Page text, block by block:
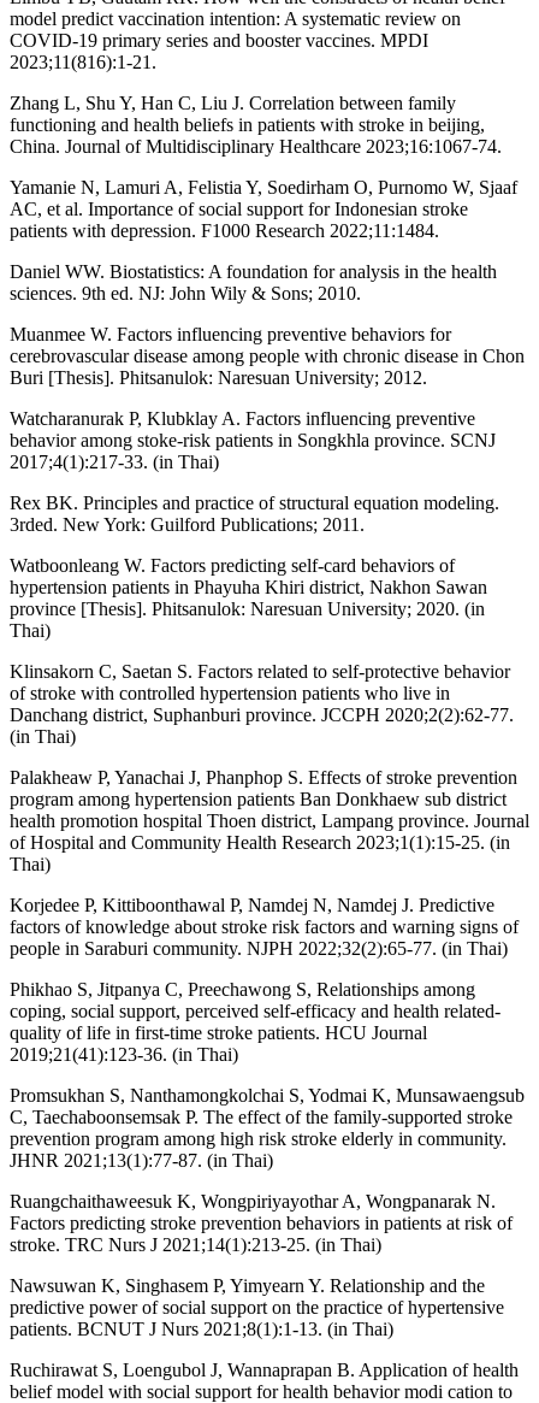
model predict vaccination intention: A systematic review on
COVID-19 primary series and booster vaccines. MPDI
2023;11(816):1-21.
Zhang L, Shu Y, Han C, Liu J. Correlation between family
functioning and health beliefs in patients with stroke in beijing,
China. Journal of Multidisciplinary Healthcare 2023;16:1067-74.
Yamanie N, Lamuri A, Felistia Y, Soedirham O, Purnomo W, Sjaaf
AC, et al. Importance of social support for Indonesian stroke
patients with depression. F1000 Research 2022;11:1484.
Daniel WW. Biostatistics: A foundation for analysis in the health
sciences. 9th ed. NJ: John Wily & Sons; 2010.
Muanmee W. Factors influencing preventive behaviors for
cerebrovascular disease among people with chronic disease in Chon
Buri [Thesis]. Phitsanulok: Naresuan University; 2012.
Watcharanurak P, Klubklay A. Factors influencing preventive
behavior among stoke-risk patients in Songkhla province. SCNJ
2017;4(1):217-33. (in Thai)
Rex BK. Principles and practice of structural equation modeling.
3rded. New York: Guilford Publications; 2011.
Watboonleang W. Factors predicting self-card behaviors of
hypertension patients in Phayuha Khiri district, Nakhon Sawan
province [Thesis]. Phitsanulok: Naresuan University; 2020. (in
Thai)
Klinsakorn C, Saetan S. Factors related to self-protective behavior
of stroke with controlled hypertension patients who live in
Danchang district, Suphanburi province. JCCPH 2020;2(2):62-77.
(in Thai)
Palakheaw P, Yanachai J, Phanphop S. Effects of stroke prevention
program among hypertension patients Ban Donkhaew sub district
health promotion hospital Thoen district, Lampang province. Journal
of Hospital and Community Health Research 2023;1(1):15-25. (in
Thai)
Korjedee P, Kittiboonthawal P, Namdej N, Namdej J. Predictive
factors of knowledge about stroke risk factors and warning signs of
people in Saraburi community. NJPH 2022;32(2):65-77. (in Thai)
Phikhao S, Jitpanya C, Preechawong S, Relationships among
coping, social support, perceived self-efficacy and health related-
quality of life in first-time stroke patients. HCU Journal
2019;21(41):123-36. (in Thai)
Promsukhan S, Nanthamongkolchai S, Yodmai K, Munsawaengsub
C, Taechaboonsemsak P. The effect of the family-supported stroke
prevention program among high risk stroke elderly in community.
JHNR 2021;13(1):77-87. (in Thai)
Ruangchaithaweesuk K, Wongpiriyayothar A, Wongpanarak N.
Factors predicting stroke prevention behaviors in patients at risk of
stroke. TRC Nurs J 2021;14(1):213-25. (in Thai)
Nawsuwan K, Singhasem P, Yimyearn Y. Relationship and the
predictive power of social support on the practice of hypertensive
patients. BCNUT J Nurs 2021;8(1):1-13. (in Thai)
Ruchirawat S, Loengubol J, Wannaprapan B. Application of health
belief model with social support for health behavior modi cation to